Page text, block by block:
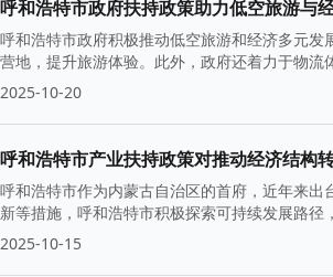
呼和浩特市政府扶持政策助力低空旅游与
呼和浩特市政府积极推动低空旅游和经济多元
营地，提升旅游体验。此外，政府还着力于物
2025-10-20
呼和浩特市产业扶持政策对推动经济结构
呼和浩特市作为内蒙古自治区的首府，近年来
新等措施，呼和浩特市积极探索可持续发展路
2025-10-15